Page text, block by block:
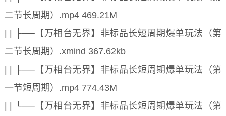
二节长周期）.mp4 469.21M
| | ├──【万相台无界】非标品长短周期爆单玩法（第
二节长周期）.xmind 367.62kb
| | ├──【万相台无界】非标品长短周期爆单玩法（第
一节短周期）.mp4 774.43M
| | └──【万相台无界】非标品长短周期爆单玩法（第